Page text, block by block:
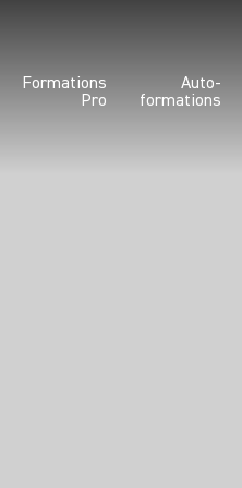
Formations
Pro
Auto-
formations